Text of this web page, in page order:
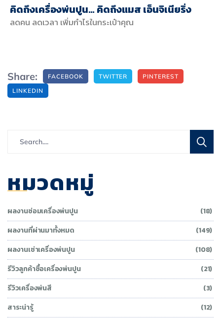
คิดถึงเครื่องพ่นปูน… คิดถึงแมส เอ็นจิเนียริ่ง
ลดคน ลดเวลา เพิ่มกำไรในกระเป๋าคุณ
Share: FACEBOOK TWITTER
PINTEREST
LINKEDIN
หมวดหมู่
ผลงานซ่อมเครื่องพ่นปูน
(18)
ผลงานที่ผ่านมาทั้งหมด
(149)
ผลงานเช่าเครื่องพ่นปูน
(108)
รีวิวลูกค้าซื้อเครื่องพ่นปูน
(21)
รีวิวเครื่องพ่นสี
(3)
สาระน่ารู้
(12)